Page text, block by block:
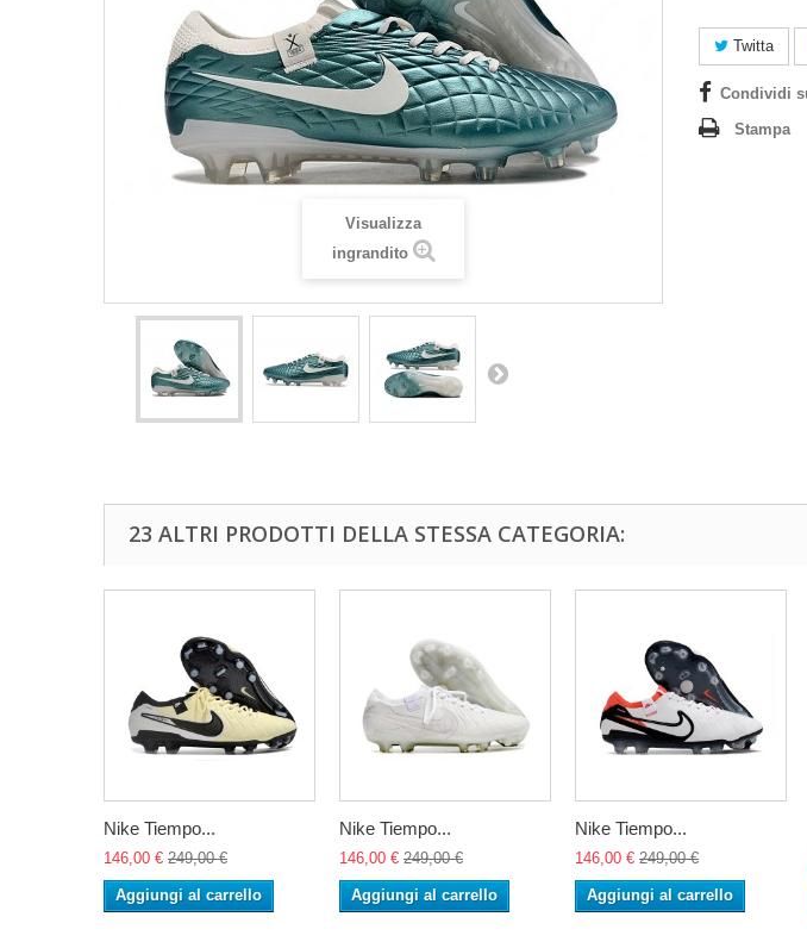
Visualizza
ingrandito
Twitta
Condividi
Stampa
23 ALTRI PRODOTTI DELLA STESSA CATEGORIA:
Nike Tiempo...
146,00 € 249,00 €
Aggiungi al carrello
Nike Tiempo...
146,00 € 249,00 €
Aggiungi al carrello
Nike Tiempo...
146,00 € 249,00 €
Aggiungi al carrello